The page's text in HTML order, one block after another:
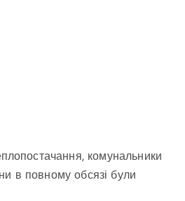
комунальники
в повному обсязі були